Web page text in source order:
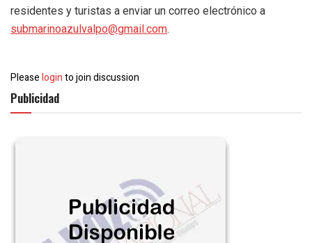
residentes y turistas a enviar un correo electrónico a
submarinoazulvalpo@gmail.com.
Pleaseloginto join discussion
Publicidad